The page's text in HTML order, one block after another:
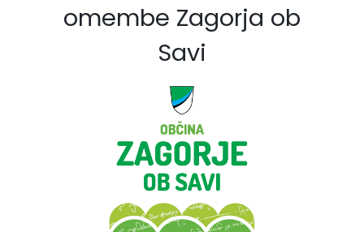
omembe Zagorja ob
Savi